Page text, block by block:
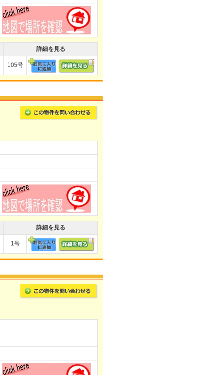
詳細を見る
105号
詳細を見る
1号